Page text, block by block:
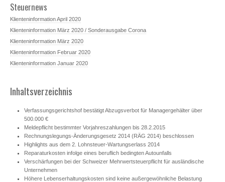
Steuernews
Klienteninformation April 2020
Klienteninformation März 2020 / Sonderausgabe Corona
Klienteninformation März 2020
Klienteninformation Februar 2020
Klienteninformation Januar 2020
Inhaltsverzeichnis
Verfassungsgerichtshof bestätigt Abzugsverbot für Managergehälter über
500.000 €
Meldepflicht bestimmter Vorjahreszahlungen bis 28.2.2015
Rechnungslegungs-Änderungsgesetz 2014 (RÄG 2014) beschlossen
Highlights aus dem 2. Lohnsteuer-Wartungserlass 2014
Reparaturkosten infolge eines beruflich bedingten Autounfalls
Verschärfungen bei der Schweizer Mehrwertsteuerpflicht für ausländische
Unternehmen
Höhere Lebenserhaltungskosten sind keine außergewöhnliche Belastung